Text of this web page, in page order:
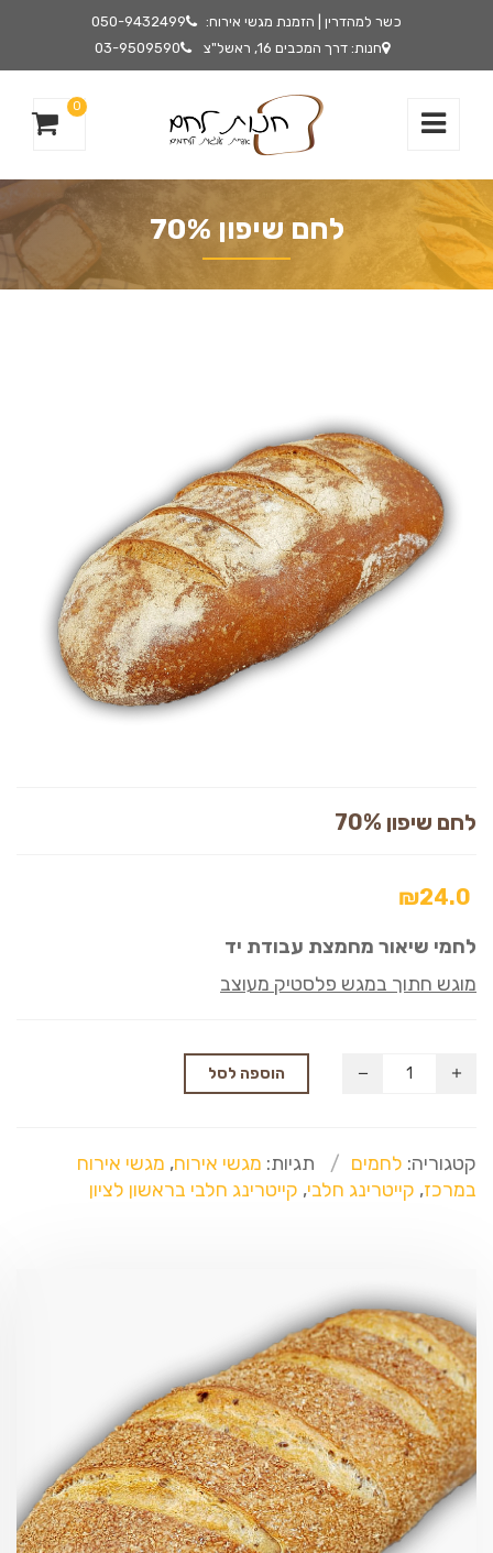
כשר למהדרין | הזמנת מגשי אירוח:
050-9432499
חנות: דרך המכבים 16, ראשל"צ
03-9509590
0
לחם שיפון 70%
לחם שיפון 70%
₪24.0
לחמי שיאור מחמצת עבודת יד
מוגש חתוך במגש פלסטיק מעוצב
הוספה לסל
קטגוריה: לחמים תגיות: מגשי אירוח, מגשי אירוח
במרכז, קייטרינג חלבי, קייטרינג חלבי בראשון לציון